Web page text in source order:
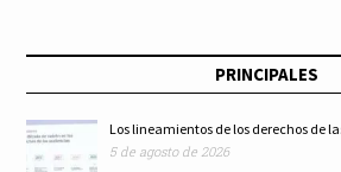
PRINCIPALES
Los lineamientos de los derechos de
5 de agosto de 2026